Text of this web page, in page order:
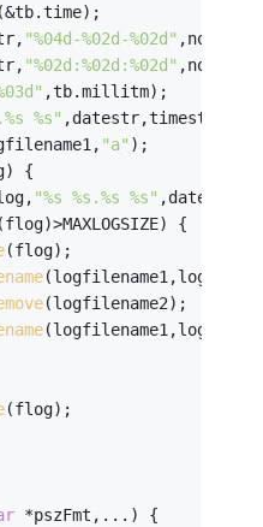
(&tb.time);
"%04d-%02d-%02d" ,now-
"%02d:%02d:%02d" ,now-
,tb.millitm);
%s"
"a" );
{
"%s %s.%s %s"
(flog)>MAXLOGSIZE) {
(flog);
(logfilename2);
(flog);
*pszFmt,...)
{